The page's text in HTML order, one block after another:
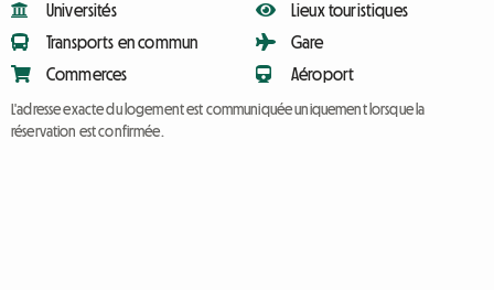
Universités
Transports en commun
Commerces
Lieux touristiques
Gare
Aéroport
L'adresse exacte du logement est communiquée uniquement lorsque la
réservation est confirmée.